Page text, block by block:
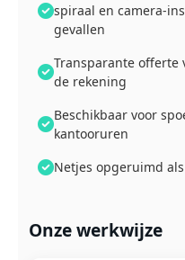
spiraal en camera-
gevallen
Transparante offerte
de rekening
Beschikbaar voor
kantooruren
Netjes opgeruimd
Onze werkwijze